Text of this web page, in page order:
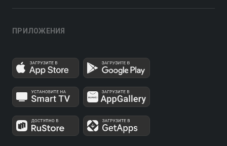
ПРИЛОЖЕНИЯ